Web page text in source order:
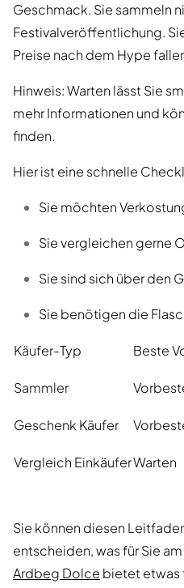
Geschmack. Sie sammeln
Festivalveröffentlichung.
Preise nach dem Hype
Hinweis: Warten lässt Sie
mehr Informationen und
finden.
Hier ist eine schnelle
Sie möchten
Sie vergleichen gerne
Sie sind sich über den
Sie benötigen die
Käufer-Typ Beste
Sammler
Geschenk Käufer
Vergleich EinkäuferWarten
Sie können diesen
entscheiden, was für Sie
Ardbeg Dolce bietet etwas